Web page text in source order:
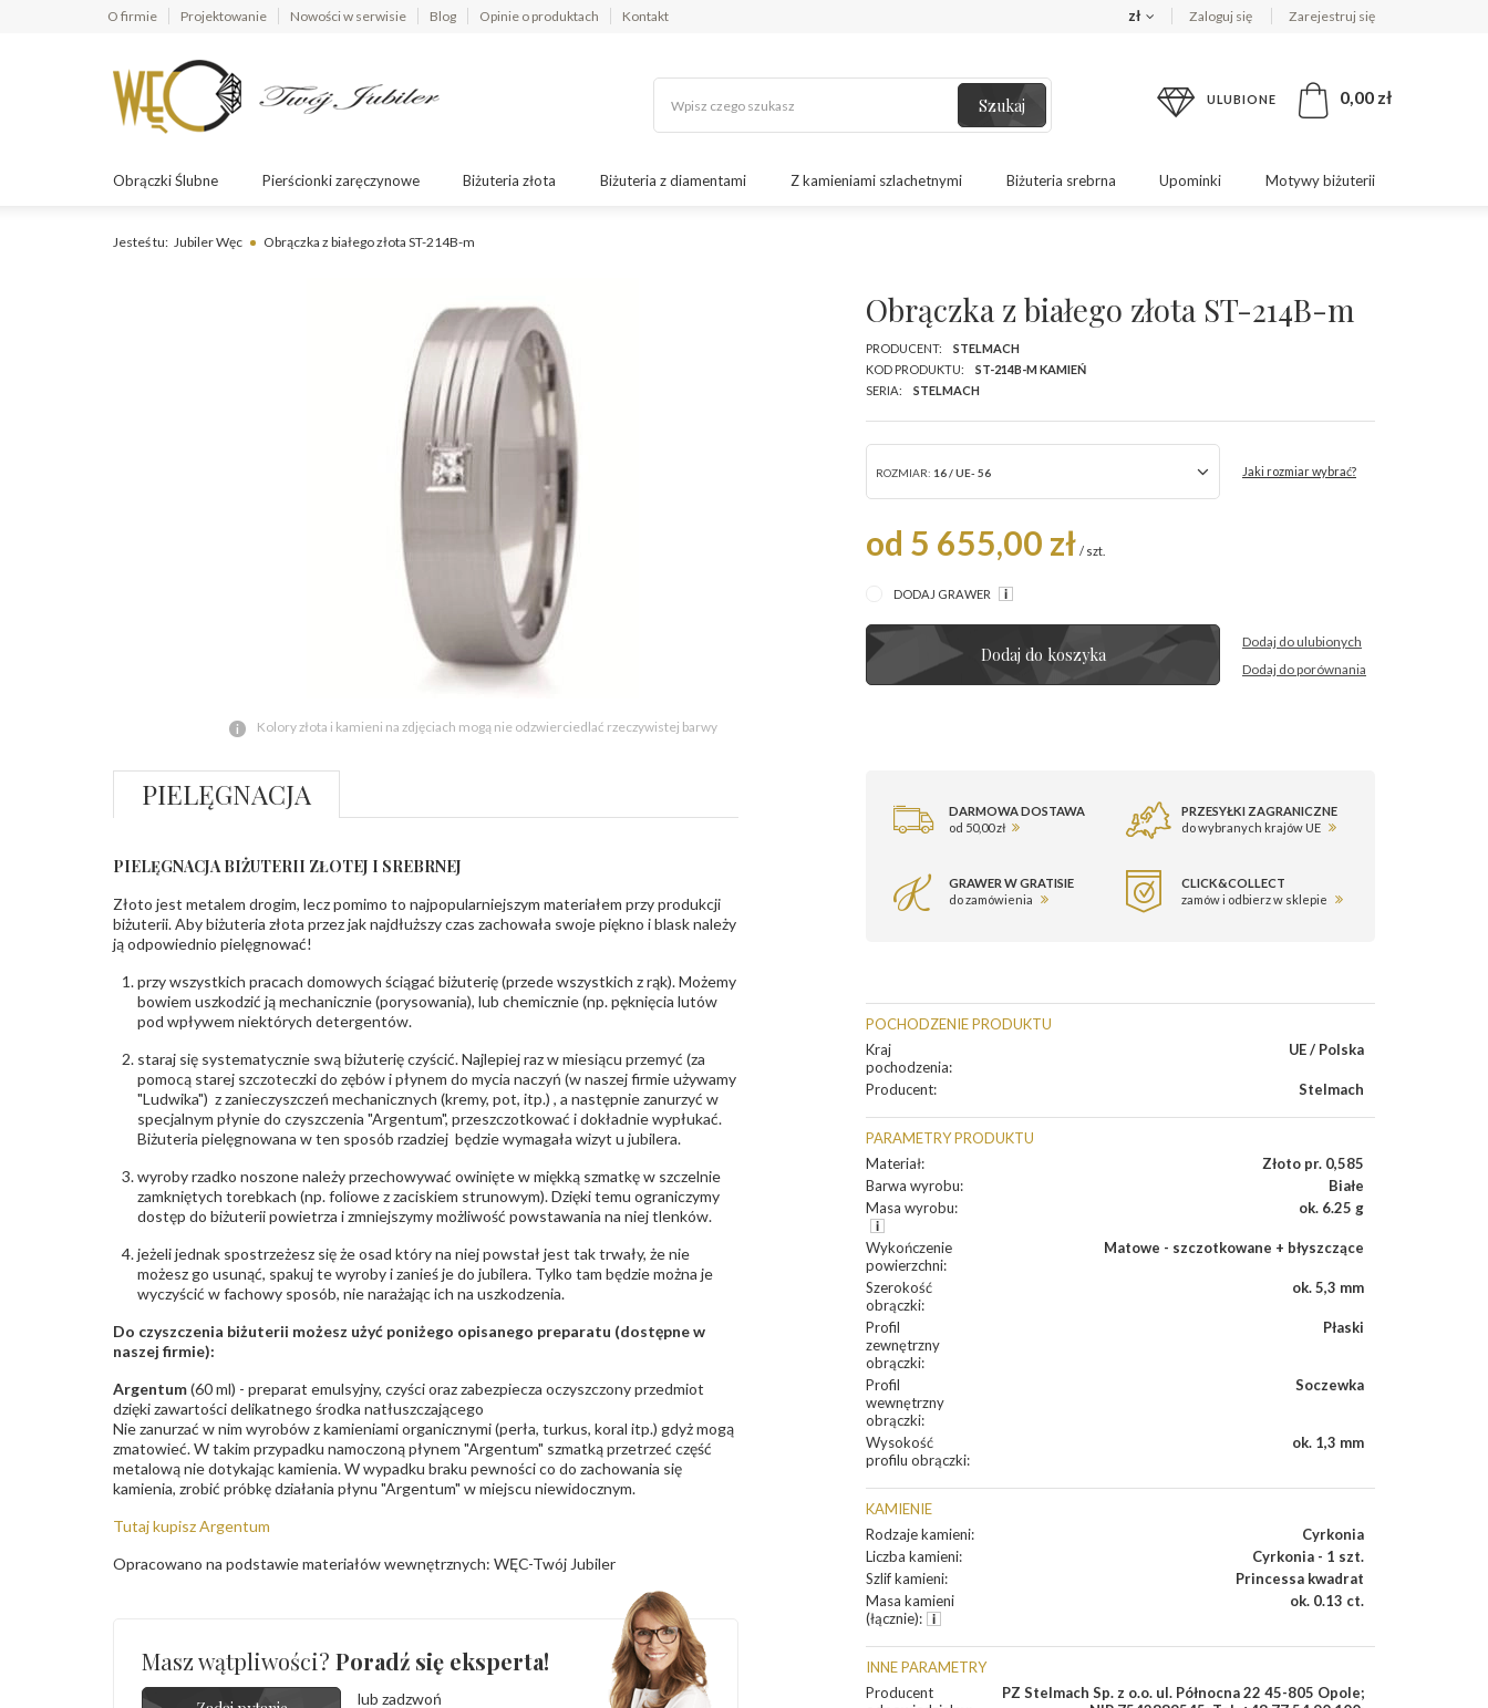
O firmie Projektowanie Nowości w serwisie Blog Opinie o produktach Kontakt zł Zaloguj się Zarejestruj się
Szukaj ULUBIONE 0,00 zł
Obrączki Ślubne Pierścionki zaręczynowe Biżuteria złota Biżuteria z diamentami Z kamieniami szlachetnymi Biżuteria srebrna Upominki Motywy biżuterii
Jesteś tu: Jubiler Węc Obrączka z białego złota ST-214B-m
Kolory złota i kamieni na zdjęciach mogą nie odzwierciedlać rzeczywistej barwy
Obrączka z białego złota ST-214B-m
PRODUCENT:
STELMACH
KOD PRODUKTU:
ST-214B-M KAMIEŃ
SERIA:
STELMACH
ROZMIAR: 16 / UE- 56 Jaki rozmiar wybrać?
od 5 655,00 zł / szt.
DODAJ GRAWER
Dodaj do koszyka
Dodaj do ulubionych
Dodaj do porównania
DARMOWA DOSTAWA
od 50,00 zł
PRZESYŁKI ZAGRANICZNE
do wybranych krajów UE
GRAWER W GRATISIE
do zamówienia
CLICK&COLLECT
zamów i odbierz w sklepie
POCHODZENIE PRODUKTU
Kraj
pochodzenia:
UE / Polska
Producent: Stelmach
PARAMETRY PRODUKTU
Materiał:
Złoto pr. 0,585
Barwa wyrobu:
Białe
Masa wyrobu: ok. 6.25 g
Wykończenie
powierzchni:
Matowe - szczotkowane + błyszczące
Szerokość
obrączki:
ok. 5,3 mm
Profil
zewnętrzny
obrączki:
Płaski
Profil
wewnętrzny
obrączki:
Soczewka
Wysokość
profilu obrączki:
ok. 1,3 mm
KAMIENIE
Rodzaje kamieni:
Cyrkonia
Liczba kamieni:
Cyrkonia - 1 szt.
Szlif kamieni:
Princessa kwadrat
Masa kamieni
(łącznie):
ok. 0.13 ct.
INNE PARAMETRY
Producent
PZ Stelmach Sp. z o.o. ul. Północna 22 45-805 Opole;
PIELĘGNACJA
PIELĘGNACJA BIŻUTERII ZŁOTEJ I SREBRNEJ
Złoto jest metalem drogim, lecz pomimo to najpopularniejszym materiałem przy produkcji
biżuterii. Aby biżuteria złota przez jak najdłuższy czas zachowała swoje piękno i blask należy
ją odpowiednio pielęgnować!
przy wszystkich pracach domowych ściągać biżuterię (przede wszystkich z rąk). Możemy
bowiem uszkodzić ją mechanicznie (porysowania), lub chemicznie (np. pęknięcia lutów
pod wpływem niektórych detergentów.
staraj się systematycznie swą biżuterię czyścić. Najlepiej raz w miesiącu przemyć (za
pomocą starej szczoteczki do zębów i płynem do mycia naczyń (w naszej firmie używamy
"Ludwika") z zanieczyszczeń mechanicznych (kremy, pot, itp.) , a następnie zanurzyć w
specjalnym płynie do czyszczenia "Argentum", przeszczotkować i dokładnie wypłukać.
Biżuteria pielęgnowana w ten sposób rzadziej będzie wymagała wizyt u jubilera.
wyroby rzadko noszone należy przechowywać owinięte w miękką szmatkę w szczelnie
zamkniętych torebkach (np. foliowe z zaciskiem strunowym). Dzięki temu ograniczymy
dostęp do biżuterii powietrza i zmniejszymy możliwość powstawania na niej tlenków.
jeżeli jednak spostrzeżesz się że osad który na niej powstał jest tak trwały, że nie
możesz go usunąć, spakuj te wyroby i zanieś je do jubilera. Tylko tam będzie można je
wyczyścić w fachowy sposób, nie narażając ich na uszkodzenia.
Do czyszczenia biżuterii możesz użyć poniżego opisanego preparatu (dostępne w
naszej firmie):
Argentum(60 ml) - preparat emulsyjny, czyści oraz zabezpiecza oczyszczony przedmiot
dzięki zawartości delikatnego środka natłuszczającego
Nie zanurzać w nim wyrobów z kamieniami organicznymi (perła, turkus, koral itp.) gdyż mogą
zmatowieć. W takim przypadku namoczoną płynem "Argentum" szmatką przetrzeć część
metalową nie dotykając kamienia. W wypadku braku pewności co do zachowania się
kamienia, zrobić próbkę działania płynu "Argentum" w miejscu niewidocznym.
Tutaj kupisz Argentum
Opracowano na podstawie materiałów wewnętrznych: WĘC-Twój Jubiler
Masz wątpliwości? Poradź się eksperta!
lub zadzwoń